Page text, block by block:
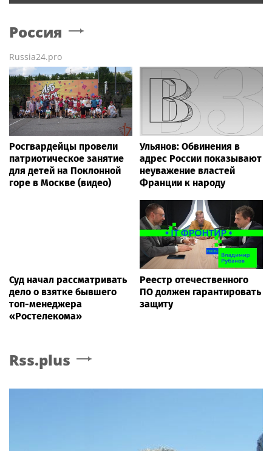
Россия
Russia24.pro
Росгвардейцы провели
патриотическое занятие
для детей на Поклонной
горе в Москве (видео)
Ульянов: Обвинения в
адрес России показывают
неуважение властей
Франции к народу
Суд начал рассматривать
дело о взятке бывшего
топ-менеджера
«Ростелекома»
Реестр отечественного
ПО должен гарантировать
защиту
Rss.plus